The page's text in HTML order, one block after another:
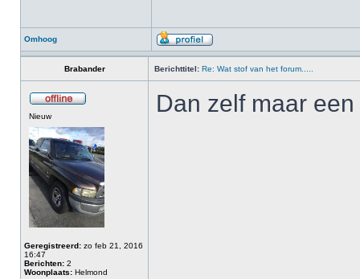
Omhoog
Brabander Berichttitel: Re: Wat stof van het forum.....
Nieuw
Geregistreerd: zo feb 21, 2016
16:47
Berichten: 2
Woonplaats: Helmond
Dan zelf maar